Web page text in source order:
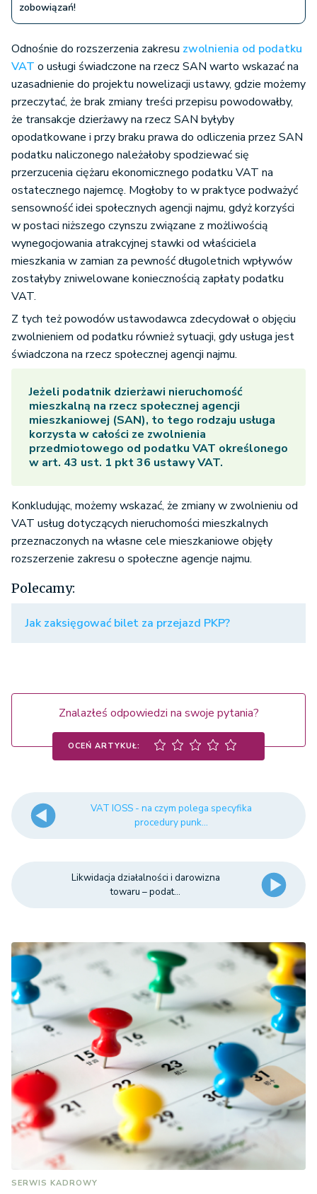
zobowiązań!
Odnośnie do rozszerzenia zakresu zwolnienia od podatku
VAT o usługi świadczone na rzecz SAN warto wskazać na
uzasadnienie do projektu nowelizacji ustawy, gdzie możemy
przeczytać, że brak zmiany treści przepisu powodowałby,
że transakcje dzierżawy na rzecz SAN byłyby
opodatkowane i przy braku prawa do odliczenia przez SAN
podatku naliczonego należałoby spodziewać się
przerzucenia ciężaru ekonomicznego podatku VAT na
ostatecznego najemcę. Mogłoby to w praktyce podważyć
sensowność idei społecznych agencji najmu, gdyż korzyści
w postaci niższego czynszu związane z możliwością
wynegocjowania atrakcyjnej stawki od właściciela
mieszkania w zamian za pewność długoletnich wpływów
zostałyby zniwelowane koniecznością zapłaty podatku
VAT.
Z tych też powodów ustawodawca zdecydował o objęciu
zwolnieniem od podatku również sytuacji, gdy usługa jest
świadczona na rzecz społecznej agencji najmu.
Jeżeli podatnik dzierżawi nieruchomość
mieszkalną na rzecz społecznej agencji
mieszkaniowej (SAN), to tego rodzaju usługa
korzysta w całości ze zwolnienia
przedmiotowego od podatku VAT określonego
w art. 43 ust. 1 pkt 36 ustawy VAT.
Konkludując, możemy wskazać, że zmiany w zwolnieniu od
VAT usług dotyczących nieruchomości mieszkalnych
przeznaczonych na własne cele mieszkaniowe objęły
rozszerzenie zakresu o społeczne agencje najmu.
Polecamy:
Jak zaksięgować bilet za przejazd PKP?
Znalazłeś odpowiedzi na swoje pytania?
OCEŃ ARTYKUŁ:
VAT IOSS - na czym polega specyfika
procedury punk...
Likwidacja działalności i darowizna
towaru – podat...
SERWIS KADROWY